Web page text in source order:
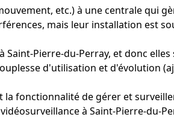
etc.) à une centrale qui
mais leur installation est
Pierre-du-Perray, et donc
d'utilisation et d'évolution
fonctionnalité de gérer et
à Saint-Pierre-du-